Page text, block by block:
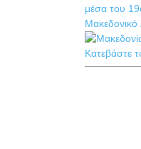
μέσα του
Κατεβάστε